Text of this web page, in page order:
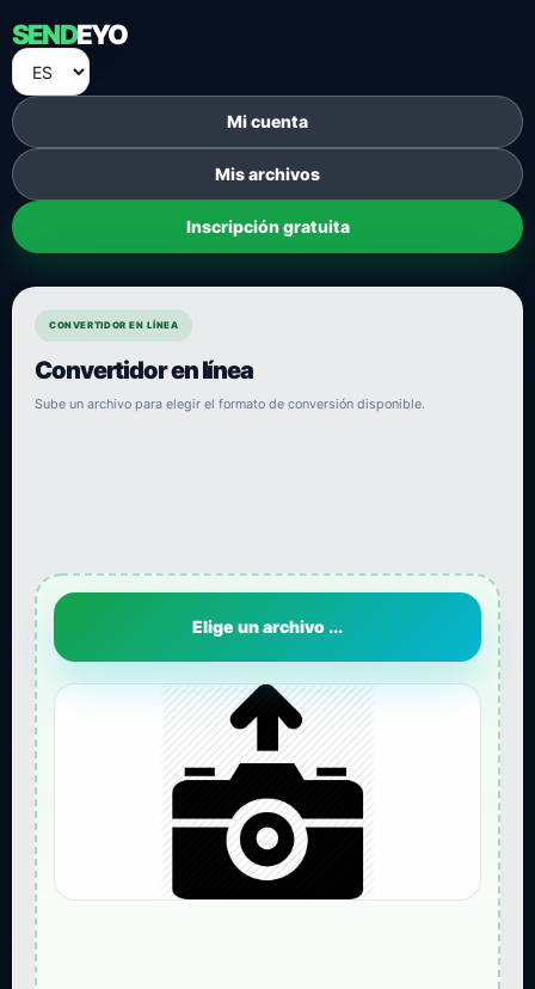
SENDEYO
Mi cuenta
Mis archivos
Inscripción gratuita
CONVERTIDOR EN LÍNEA
Convertidor en línea
Sube un archivo para elegir el formato de conversión disponible.
Elige un archivo ...